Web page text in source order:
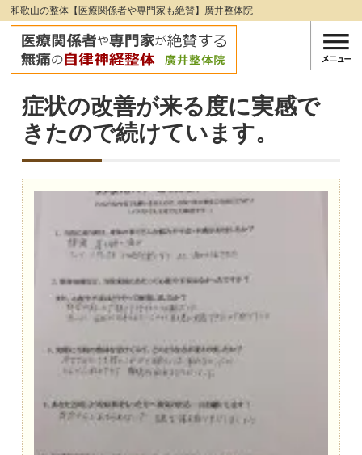
和歌山の整体【医療関係者や専門家も絶賛】廣井整体院
症状の改善が来る度に実感で
きたので続けています。